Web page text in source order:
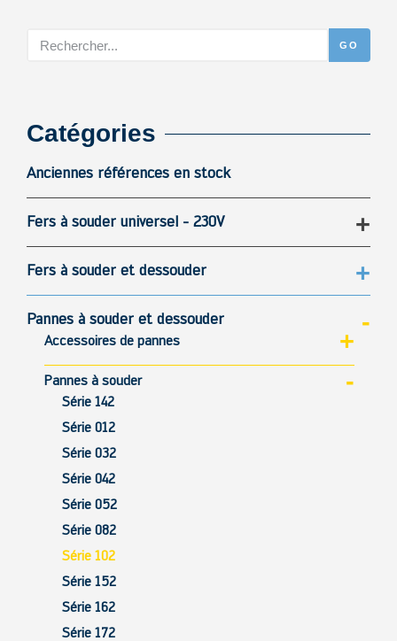
GO
Catégories
Anciennes références en stock
Fers à souder universel - 230V
Fers à souder et dessouder
Pannes à souder et dessouder
Accessoires de pannes
Pannes à souder
Série 142
Série 012
Série 032
Série 042
Série 052
Série 082
Série 102
Série 152
Série 162
Série 172